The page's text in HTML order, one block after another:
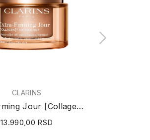
CLARINS
Extra-Firming Jour [Collagen]³ Day Cream Dry...
13.990,00 RSD